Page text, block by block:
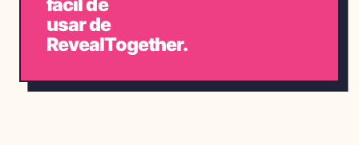
fácil de
usar de
RevealTogether.